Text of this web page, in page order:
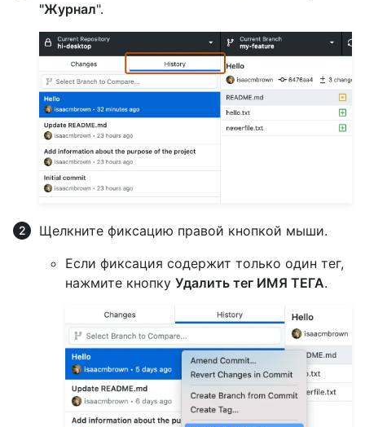
"Журнал".
Щелкните фиксацию правой кнопкой мыши.
Если фиксация содержит только один тег,
нажмите кнопку Удалить тег ИМЯ ТЕГА.